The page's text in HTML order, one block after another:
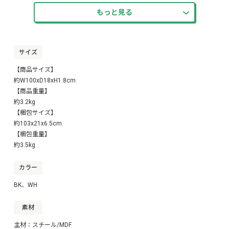
耐荷重は約10kgで安定してしっかり支えます。
もっと見る
サイズ
【商品サイズ】
約W100xD18xH1.8cm
【商品重量】
約3.2kg
【梱包サイズ】
約103x21x6.5cm
【梱包重量】
約3.5kg
カラー
BK、WH
素材
主材：スチール/MDF